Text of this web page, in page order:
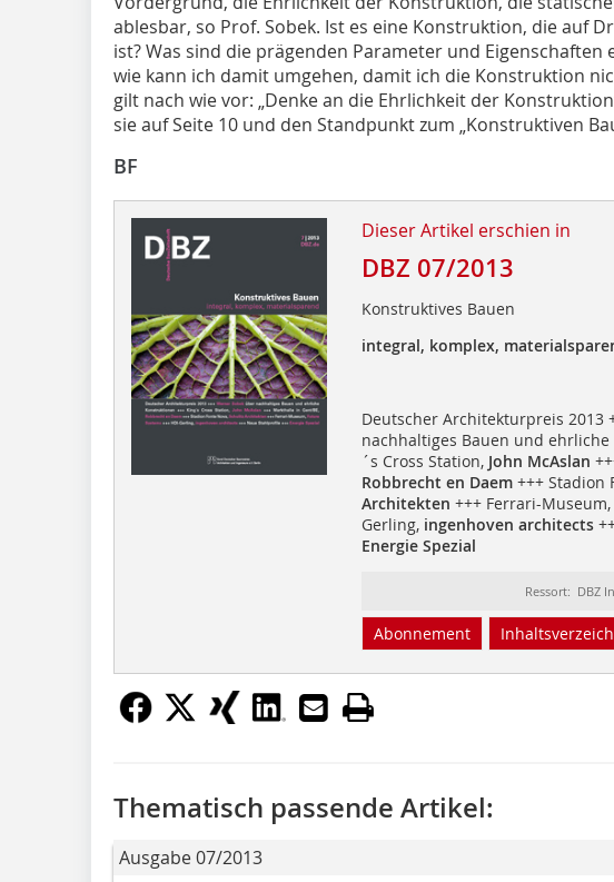
ablesbar, so Prof. Sobek. Ist es eine Konstruktion, die auf
ist? Was sind die prägenden Parameter und
wie kann ich damit umgehen, damit ich die Konstruktion
gilt nach wie vor: „Denke an die Ehrlichkeit der
sie auf Seite 10 und den Standpunkt zum „Konstruktiven
BF
Dieser Artikel erschien in
DBZ 07/2013
Konstruktives Bauen
integral, komplex,
Deutscher Architekturpreis 2013
nachhaltiges Bauen und
´s Cross Station, John McAslan
Robbrecht en Daem+++ Stadion
Architekten +++ Ferrari-Museum,
Gerling, ingenhoven architects
Energie Spezial
Ressort: DBZ
Abonnement
Thematisch passende Artikel:
Ausgabe 07/2013